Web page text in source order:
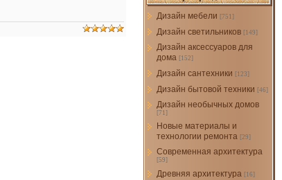
Дизайн мебели [751]
Дизайн светильников [149]
Дизайн аксессуаров для
дома [152]
Дизайн сантехники [123]
Дизайн бытовой техники [46]
Дизайн необычных домов
[71]
Новые материалы и
технологии ремонта [29]
Современная архитектура
[59]
Древняя архитектура [16]